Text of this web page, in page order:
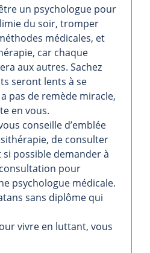
un psychologue pour
du soir, tromper
médicales, et
car chaque
aux autres. Sachez
seront lents à se
a pas de remède miracle,
en vous.
conseille d’emblée
de consulter
possible demander à
pour
psychologue médicale.
sans diplôme qui
vivre en luttant, vous